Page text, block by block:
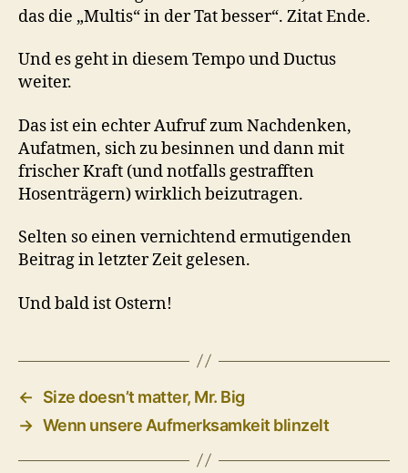
das die „Multis“ in der Tat besser“. Zitat Ende.
Und es geht in diesem Tempo und Ductus
weiter.
Das ist ein echter Aufruf zum Nachdenken,
Aufatmen, sich zu besinnen und dann mit
frischer Kraft (und notfalls gestrafften
Hosenträgern) wirklich beizutragen.
Selten so einen vernichtend ermutigenden
Beitrag in letzter Zeit gelesen.
Und bald ist Ostern!
←
Size doesn’t matter, Mr. Big
→ Wenn unsere Aufmerksamkeit blinzelt